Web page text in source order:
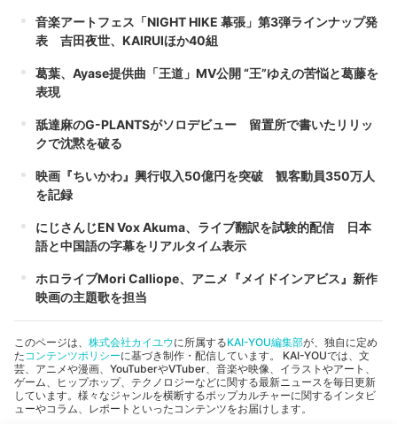
音楽アートフェス「NIGHT HIKE 幕張」第3弾ラインナップ発
表 吉田夜世、KAIRUIほか40組
葛葉、Ayase提供曲「王道」MV公開 “王”ゆえの苦悩と葛藤を
表現
舐達麻のG-PLANTSがソロデビュー 留置所で書いたリリッ
クで沈黙を破る
映画『ちいかわ』興行収入50億円を突破 観客動員350万人
を記録
にじさんじEN Vox Akuma、ライブ翻訳を試験的配信 日本
語と中国語の字幕をリアルタイム表示
ホロライブMori Calliope、アニメ『メイドインアビス』新作
映画の主題歌を担当
このページは、 株式会社カイユウに所属するKAI-YOU編集部が、独自に定め
たコンテンツポリシーに基づき制作・配信しています。 KAI-YOUでは、文
芸、アニメや漫画、YouTuberやVTuber、音楽や映像、イラストやアート、
ゲーム、ヒップホップ、テクノロジーなどに関する最新ニュースを毎日更新
しています。様々なジャンルを横断するポップカルチャーに関するインタビ
ューやコラム、レポートといったコンテンツをお届けします。